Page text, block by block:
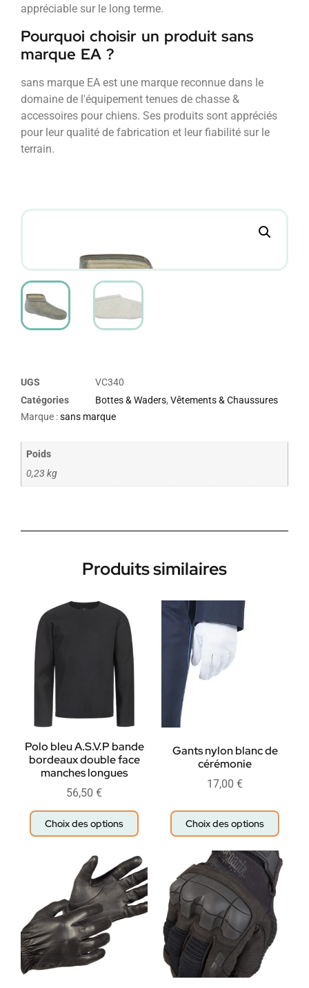
appréciable sur le long terme.
Pourquoi choisir un produit sans
marque EA ?
sans marque EA est une marque reconnue dans le
domaine de l'équipement tenues de chasse &
accessoires pour chiens. Ses produits sont appréciés
pour leur qualité de fabrication et leur fiabilité sur le
terrain.
UGS
VC340
Catégories
Bottes & Waders, Vêtements & Chaussures
Marque :sans marque
Poids
0,23 kg
Produits similaires
Polo bleu A.S.V.P bande
bordeaux double face
manches longues
56,50 €
Choix des options
Gants nylon blanc de
cérémonie
17,00 €
Choix des options